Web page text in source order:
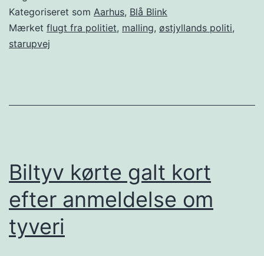
Kategoriseret som Aarhus, Blå Blink
Mærket flugt fra politiet, malling, østjyllands politi,
starupvej
Biltyv kørte galt kort
efter anmeldelse om
tyveri